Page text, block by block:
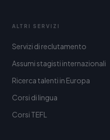
ALTRI SERVIZI
Servizi di reclutamento
Assumi stagisti internazionali
Ricerca talenti in Europa
Corsi di lingua
Corsi TEFL